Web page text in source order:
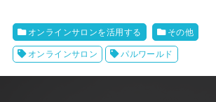
オンラインサロンを活用する その他
オンラインサロン パルワールド